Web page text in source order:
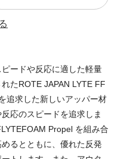
ードや反応に適した軽量
たROTE JAPAN LYTE FF
追求した新しいアッパー材
応のスピードを追求しま
Propel を組み合
るとともに、優れた反発